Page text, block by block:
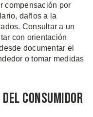
compensación por
daños a la
Consultar a un
con orientación
documentar el
o tomar medidas
Consumidor